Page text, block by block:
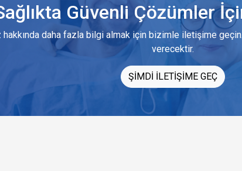
Güvenli Çözümler
daha fazla bilgi almak için bizimle iletişime
verecektir.
ŞİMDİ İLETİŞİME GEÇ